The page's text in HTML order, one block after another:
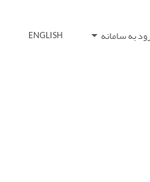
به سامانه ENGLISH